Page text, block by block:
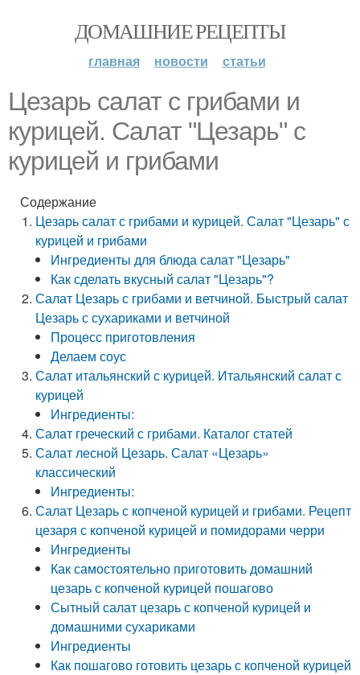
ДОМАШНИЕ РЕЦЕПТЫ
главная новости статьи
Цезарь салат с грибами и
курицей. Салат "Цезарь" с
курицей и грибами
Содержание
Цезарь салат с грибами и курицей. Салат "Цезарь" с
курицей и грибами
Ингредиенты для блюда салат "Цезарь"
Как сделать вкусный салат "Цезарь"?
Салат Цезарь с грибами и ветчиной. Быстрый салат
Цезарь с сухариками и ветчиной
Процесс приготовления
Делаем соус
Салат итальянский с курицей. Итальянский салат с
курицей
Ингредиенты:
Салат греческий с грибами. Каталог статей
Салат лесной Цезарь. Салат «Цезарь»
классический
Ингредиенты:
Салат Цезарь с копченой курицей и грибами. Рецепт
цезаря с копченой курицей и помидорами черри
Ингредиенты
Как самостоятельно приготовить домашний
цезарь с копченой курицей пошагово
Сытный салат цезарь с копченой курицей и
домашними сухариками
Ингредиенты
Как пошагово готовить цезарь с копченой курицей